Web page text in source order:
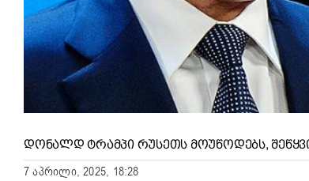
ᲓᲝᲜᲐᲚᲓ ᲢᲠᲐᲛᲞᲘ ᲠᲣᲡᲔᲗᲡ ᲛᲝᲣᲬᲝᲓᲔᲑᲡ,
7 აპრილი, 2025, 18:28